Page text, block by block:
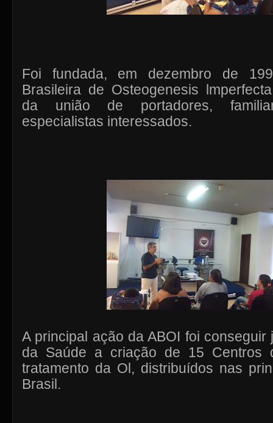
Foi fundada, em dezembro de
Brasileira de Osteogenesis
da união de portadores,
especialistas interessados.
A principal ação da ABOI foi conseguir
da Saúde a criação de 15 Centros
tratamento da Ol, distribuídos nas
Brasil.